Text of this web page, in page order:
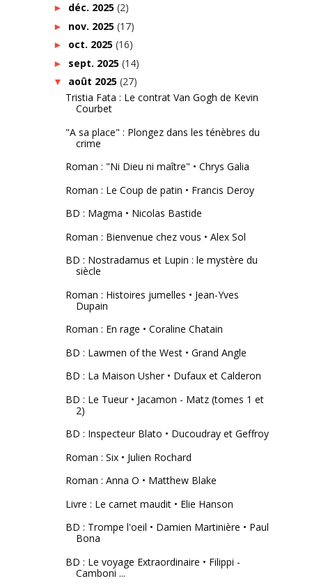
► déc. 2025 (2)
► nov. 2025 (17)
► oct. 2025 (16)
► sept. 2025 (14)
▼ août 2025 (27)
Tristia Fata : Le contrat Van Gogh de Kevin
Courbet
"A sa place" : Plongez dans les ténèbres du
crime
Roman : "Ni Dieu ni maître" • Chrys Galia
Roman : Le Coup de patin • Francis Deroy
BD : Magma • Nicolas Bastide
Roman : Bienvenue chez vous • Alex Sol
BD : Nostradamus et Lupin : le mystère du
siècle
Roman : Histoires jumelles • Jean-Yves
Dupain
Roman : En rage • Coraline Chatain
BD : Lawmen of the West • Grand Angle
BD : La Maison Usher • Dufaux et Calderon
BD : Le Tueur • Jacamon - Matz (tomes 1 et
2)
BD : Inspecteur Blato • Ducoudray et Geffroy
Roman : Six • Julien Rochard
Roman : Anna O • Matthew Blake
Livre : Le carnet maudit • Elie Hanson
BD : Trompe l'oeil • Damien Martinière • Paul
Bona
BD : Le voyage Extraordinaire • Filippi -
Camboni ...